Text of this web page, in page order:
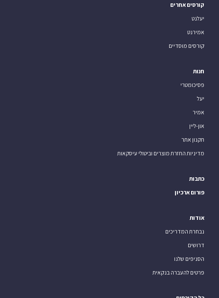
קורסים אחרים
יעלנט
אמירנט
קורסים מוסדיים
חנות
פסיכומטרי
יעל
אמיר
און-ליין
תקנון אתר
מדיניות החזרת מוצרים וביטולי עיסקאות
כתבות
פורום ארכיון
אודות
נבחרת המדריכים
דרושים
הסניפים שלנו
פרטים להעברה בנקאית